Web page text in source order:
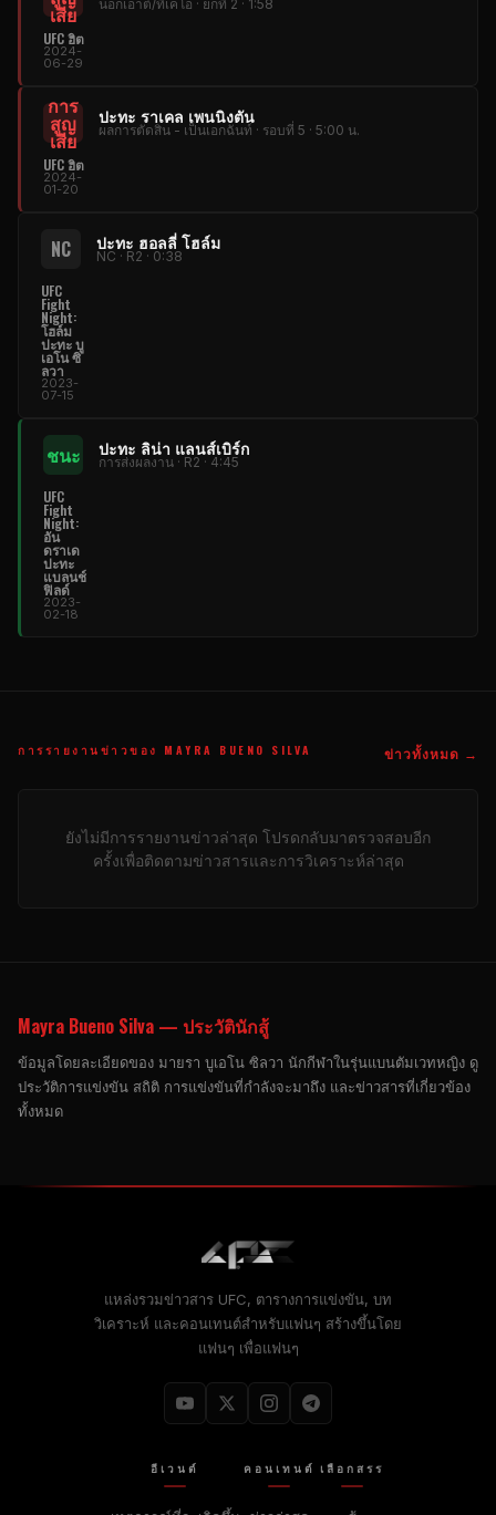
เสีย น็อกเอาต์/ทีเคโอ · ยกที่ 2 · 1:58
UFC ฮิต
2024-
06-29
การ
สูญ
เสีย
ปะทะ ราเคล เพนนิงตัน
ผลการตัดสิน - เป็นเอกฉันท์ · รอบที่ 5 · 5:00 น.
UFC ฮิต
2024-
01-20
NC ปะทะ ฮอลลี่ โฮล์ม
NC · R2 · 0:38
UFC
Fight
Night:
โฮล์ม
ปะทะ บู
เอโน ซิ
ลวา
2023-
07-15
ชนะ ปะทะ ลิน่า แลนส์เบิร์ก
การส่งผลงาน · R2 · 4:45
UFC
Fight
Night:
อัน
ดราเด
ปะทะ
แบลนช์
ฟิลด์
2023-
02-18
การรายงานข่าวของ MAYRA BUENO SILVA ข่าวทั้งหมด →
ยังไม่มีการรายงานข่าวล่าสุด โปรดกลับมาตรวจสอบอีก
ครั้งเพื่อติดตามข่าวสารและการวิเคราะห์ล่าสุด
Mayra Bueno Silva — ประวัตินักสู้
ข้อมูลโดยละเอียดของ มายรา บูเอโน ซิลวา นักกีฬาในรุ่นแบนตัมเวทหญิง ดู
ประวัติการแข่งขัน สถิติ การแข่งขันที่กำลังจะมาถึง และข่าวสารที่เกี่ยวข้อง
ทั้งหมด
แหล่งรวมข่าวสาร UFC, ตารางการแข่งขัน, บท
วิเคราะห์ และคอนเทนต์สำหรับแฟนๆ สร้างขึ้นโดย
แฟนๆ เพื่อแฟนๆ
อีเวนต์ คอนเทนต์ เลือกสรร